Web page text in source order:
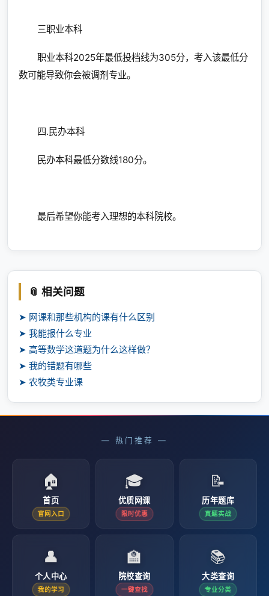
三职业本科
职业本科2025年最低投档线为305分，考入该最低分
数可能导致你会被调剂专业。
四.民办本科
民办本科最低分数线180分。
最后希望你能考入理想的本科院校。
📎 相关问题
➤ 网课和那些机构的课有什么区别
➤ 我能报什么专业
➤ 高等数学这道题为什么这样做？
➤ 我的错题有哪些
➤ 农牧类专业课
— 热门推荐 —
🏠
首页
官网入口
🎓
优质网课
限时优惠
📝
历年题库
真题实战
👤
个人中心
我的学习
🏫
院校查询
一键查找
📚
大类查询
专业分类